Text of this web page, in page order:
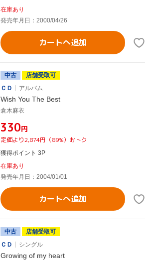
在庫あり
発売年月日：2000/04/26
カートへ追加
中古
店舗受取可
ＣＤ
アルバム
Wish You The Best
倉木麻衣
¥330円
定価より2,874円（89%）おトク
獲得ポイント 3P
在庫あり
発売年月日：2004/01/01
カートへ追加
中古
店舗受取可
ＣＤ
シングル
Growing of my heart